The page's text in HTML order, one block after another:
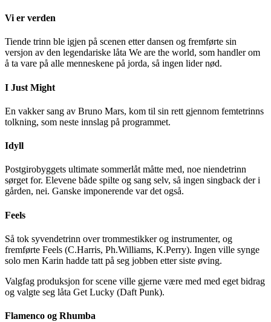
Vi er verden
Tiende trinn ble igjen på scenen etter dansen og fremførte sin
versjon av den legendariske låta We are the world, som handler om
å ta vare på alle menneskene på jorda, så ingen lider nød.
I Just Might
En vakker sang av Bruno Mars, kom til sin rett gjennom femtetrinns
tolkning, som neste innslag på programmet.
Idyll
Postgirobyggets ultimate sommerlåt måtte med, noe niendetrinn
sørget for. Elevene både spilte og sang selv, så ingen singback der i
gården, nei. Ganske imponerende var det også.
Feels
Så tok syvendetrinn over trommestikker og instrumenter, og
fremførte Feels (C.Harris, Ph.Williams, K.Perry). Ingen ville synge
solo men Karin hadde tatt på seg jobben etter siste øving.
Valgfag produksjon for scene ville gjerne være med med eget bidrag
og valgte seg låta Get Lucky (Daft Punk).
Flamenco og Rhumba